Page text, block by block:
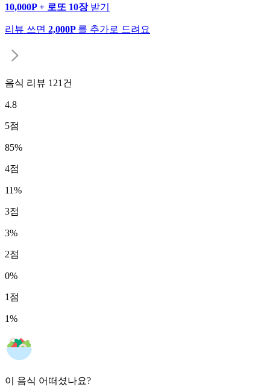
10,000P + 로또 10장 받기
리뷰 쓰면 2,000P 를 추가로 드려요
음식 리뷰 121 건
4.8
5점
85%
4점
11%
3점
3%
2점
0%
1 점
1%
이 음식 어떠셨나요?